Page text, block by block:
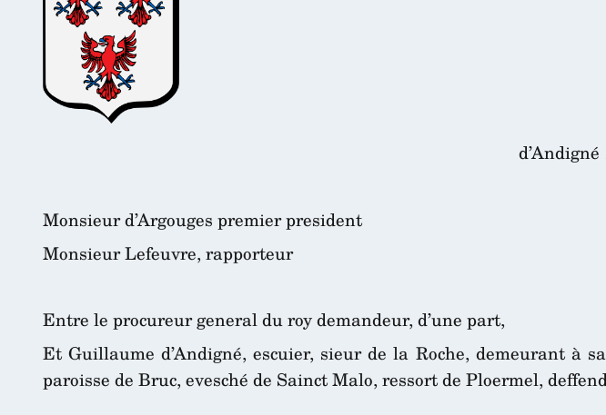
d’Andigné
Monsieur d’Argouges premier president
Monsieur Lefeuvre, rapporteur
Entre le procureur general du roy demandeur, d’une part,
Et Guillaume d’Andigné, escuier, sieur de la Roche, demeurant à
paroisse de Bruc, evesché de Sainct Malo, ressort de Ploermel,